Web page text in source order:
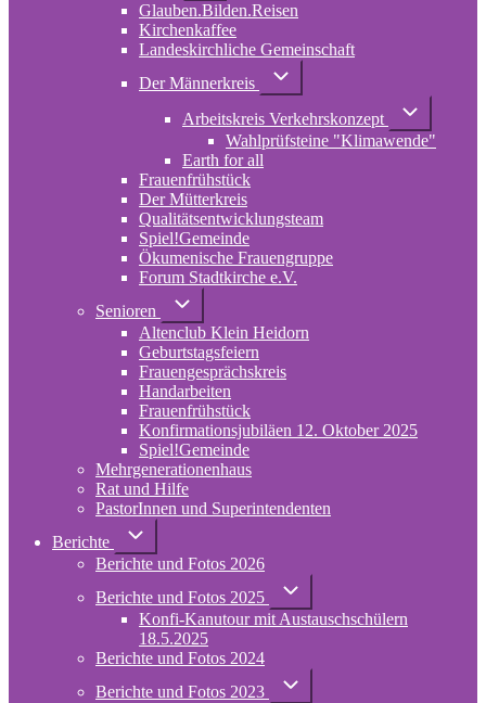
Erwachsene
Glauben.Bilden.Reisen
new
Kirchenkaffee
Landeskirchliche Gemeinschaft
Der Männerkreis
Unternavigation
Männerkreis
Arbeitskreis Verkehrskonzept
Arbeitskreis
Wahlprüfsteine "Klimawende"
Earth for all
Frauenfrühstück
Der Mütterkreis
Qualitätsentwicklungsteam
Spiel!Gemeinde
Ökumenische Frauengruppe
Forum Stadtkirche e.V.
tab)
Senioren
Unternavigation
Senioren
Altenclub Klein Heidorn
Geburtstagsfeiern
Frauengesprächskreis
Handarbeiten
Frauenfrühstück
Konfirmationsjubiläen 12. Oktober 2025
Spiel!Gemeinde
Mehrgenerationenhaus
new
Rat und Hilfe
PastorInnen und Superintendenten
Berichte
Unternavigation
Berichte
Berichte und Fotos 2026
Berichte und Fotos 2025
Unternavigation
Berichte
Konfi-Kanutour mit Austauschschülern
18.5.2025
Berichte und Fotos 2024
Berichte und Fotos 2023
Unternavigation